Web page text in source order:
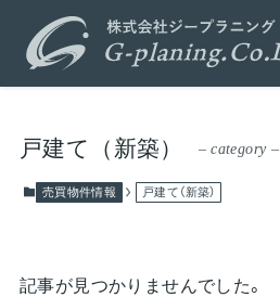
戸建て（新築） – category –
売買物件情報 戸建て（新築）
記事が見つかりませんでした。